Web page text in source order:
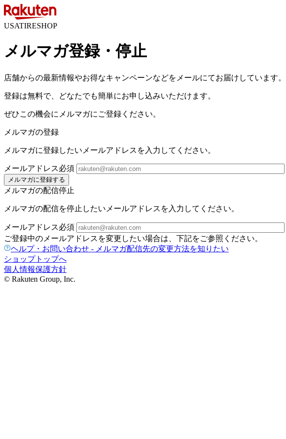
USATIRESHOP
メルマガ登録・停止
店舗からの最新情報やお得なキャンペーンなどをメールにてお届けしています。
登録は無料で、どなたでも簡単にお申し込みいただけます。
ぜひこの機会にメルマガにご登録ください。
メルマガの登録
メルマガに登録したいメールアドレスを入力してください。
メールアドレス必須
メルマガに登録する
メルマガの配信停止
メルマガの配信を停止したいメールアドレスを入力してください。
メールアドレス必須
ご登録中のメールアドレスを変更したい場合は、下記をご参照ください。
ヘルプ・お問い合わせ - メルマガ配信先の変更方法を知りたい
ショップトップへ
個人情報保護方針
© Rakuten Group, Inc.